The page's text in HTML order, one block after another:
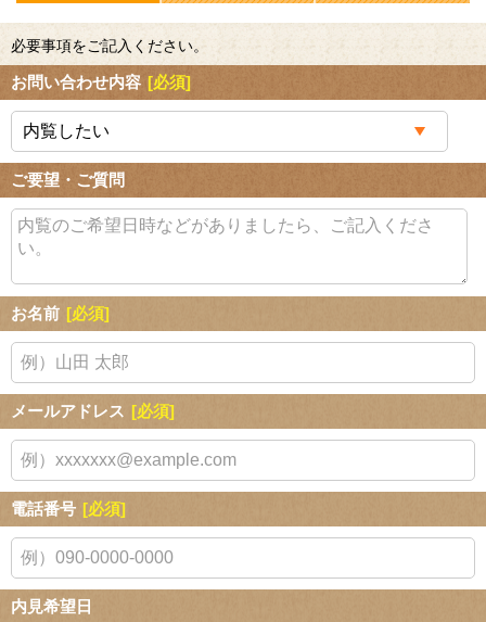
必要事項をご記入ください。
お問い合わせ内容 [必須]
ご要望・ご質問
お名前 [必須]
メールアドレス [必須]
電話番号 [必須]
内見希望日